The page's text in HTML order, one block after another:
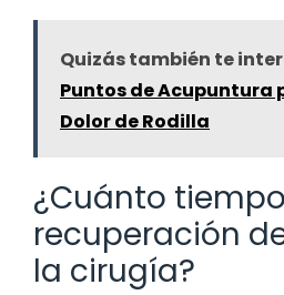
Quizás también te
Puntos de Acupuntura
Dolor de Rodilla
¿Cuánto
recuperación
la cirugía?